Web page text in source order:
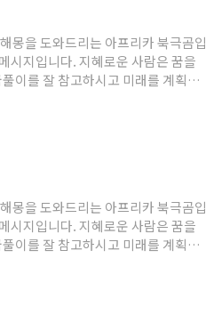
을 축적하게 되는데요. 이는 재물,
몽을 도와드리는 아프리카 북극곰입
시지입니다. 지혜로운 사람은 꿈을
이를 잘 참고하시고 미래를 계획하
게 됨을 암시합니다. 실수, 낯부끄러
이 회복되고 기운이 샘솟게 되며,
몽을 도와드리는 아프리카 북극곰입
시지입니다. 지혜로운 사람은 꿈을
이를 잘 참고하시고 미래를 계획하
니다. 어떤 장소에서 우연한 일로 사